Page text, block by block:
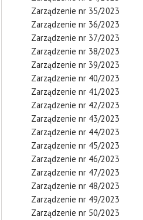
Zarządzenie nr 35/2023
Zarządzenie nr 36/2023
Zarządzenie nr 37/2023
Zarządzenie nr 38/2023
Zarządzenie nr 39/2023
Zarządzenie nr 40/2023
Zarządzenie nr 41/2023
Zarządzenie nr 42/2023
Zarządzenie nr 43/2023
Zarządzenie nr 44/2023
Zarządzenie nr 45/2023
Zarządzenie nr 46/2023
Zarządzenie nr 47/2023
Zarządzenie nr 48/2023
Zarządzenie nr 49/2023
Zarządzenie nr 50/2023